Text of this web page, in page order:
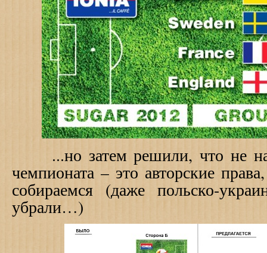
...но затем решили, что не
чемпионата – это авторские
собираемся (даже польско-
убрали…)